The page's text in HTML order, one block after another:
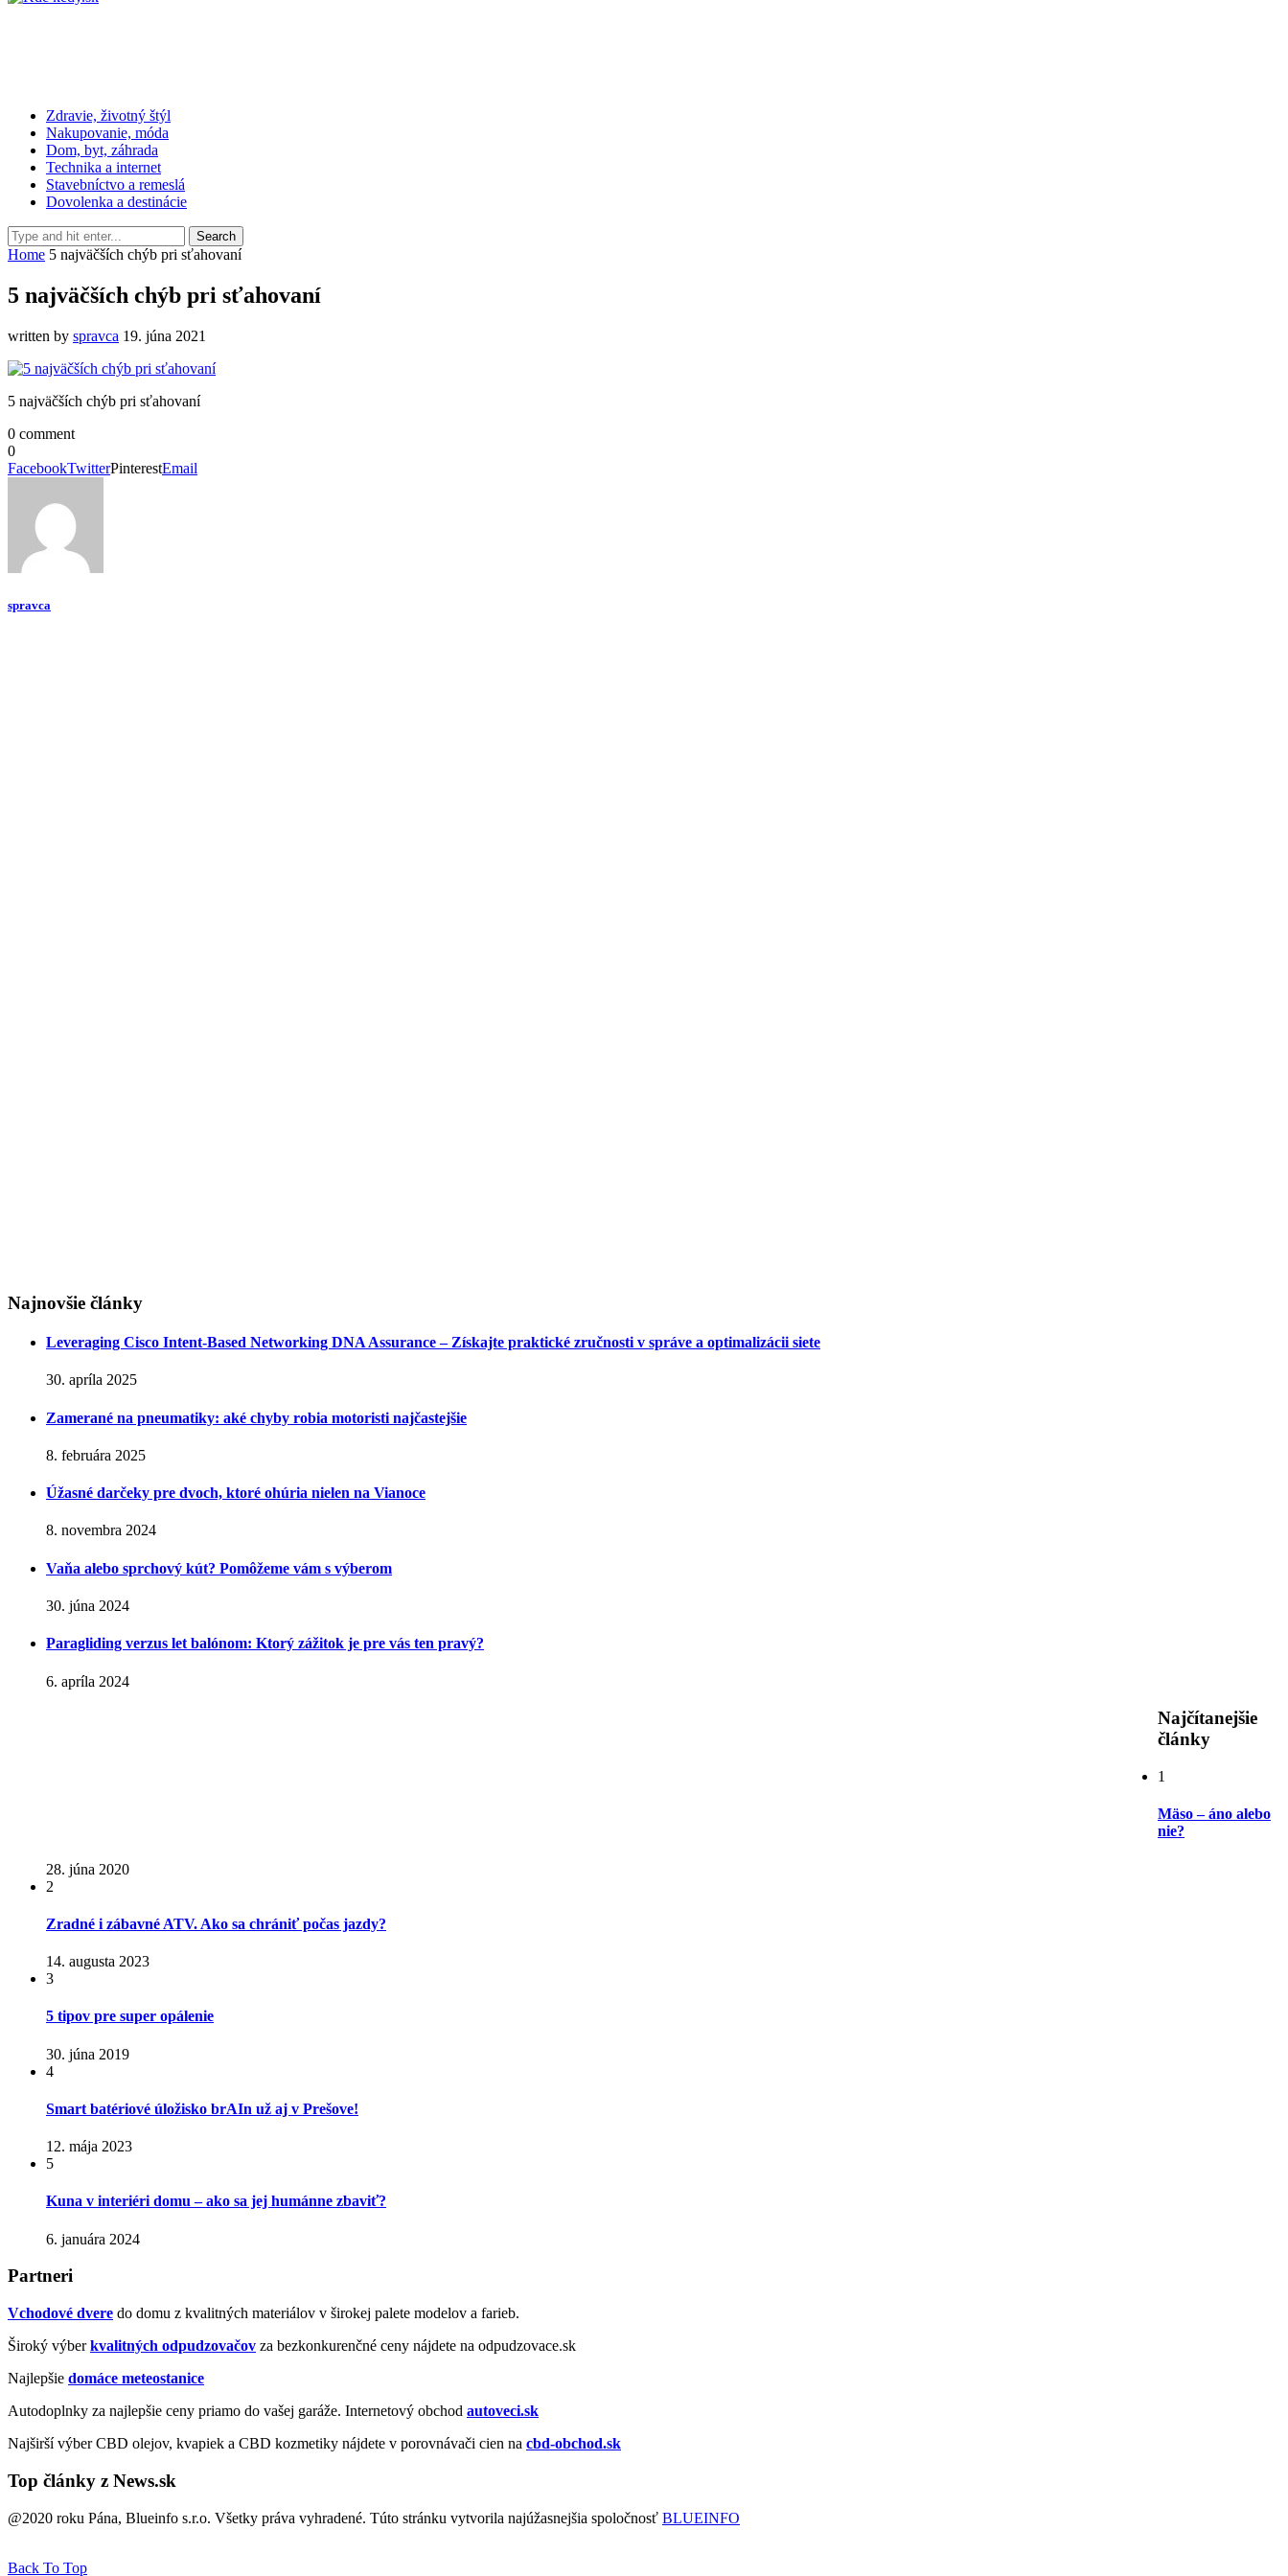
Zdravie, životný štýl
Nakupovanie, móda
Dom, byt, záhrada
Technika a internet
Stavebníctvo a remeslá
Dovolenka a destinácie
Home 5 najväčších chýb pri sťahovaní
5 najväčších chýb pri sťahovaní
written by spravca 19. júna 2021
5 najväčších chýb pri sťahovaní
0 comment
0
FacebookTwitterPinterestEmail
spravca
Najnovšie články
Leveraging Cisco Intent-Based Networking DNA Assurance – Získajte praktické zručnosti v správe a optimalizácii siete
30. apríla 2025
Zamerané na pneumatiky: aké chyby robia motoristi najčastejšie
8. februára 2025
Úžasné darčeky pre dvoch, ktoré ohúria nielen na Vianoce
8. novembra 2024
Vaňa alebo sprchový kút? Pomôžeme vám s výberom
30. júna 2024
Paragliding verzus let balónom: Ktorý zážitok je pre vás ten pravý?
6. apríla 2024
Najčítanejšie
články
1
Mäso – áno alebo
nie?
28. júna 2020
2
Zradné i zábavné ATV. Ako sa chrániť počas jazdy?
14. augusta 2023
3
5 tipov pre super opálenie
30. júna 2019
4
Smart batériové úložisko brAIn už aj v Prešove!
12. mája 2023
5
Kuna v interiéri domu – ako sa jej humánne zbaviť?
6. januára 2024
Partneri
Vchodové dvere do domu z kvalitných materiálov v širokej palete modelov a farieb.
Široký výberkvalitných odpudzovačov za bezkonkurenčné ceny nájdete na odpudzovace.sk
Najlepšie domáce meteostanice
Autodoplnky za najlepšie ceny priamo do vašej garáže. Internetový obchod autoveci.sk
Najširší výber CBD olejov, kvapiek a CBD kozmetiky nájdete v porovnávači cien na cbd-obchod.sk
Top články z News.sk
@2020 roku Pána, Blueinfo s.r.o. Všetky práva vyhradené. Túto stránku vytvorila najúžasnejšia spoločnosť BLUEINFO
Back To Top